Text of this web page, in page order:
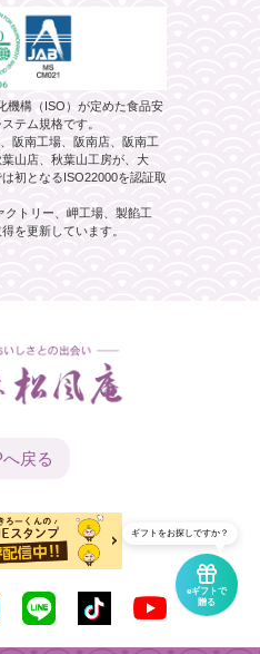
機構（ISO）が定めた食品安
テム規格です。
阪南工場、阪南店、阪南工
山店、秋葉山工房が、大
初となるISO22000を認証取
クトリー、岬工場、製餡工
を更新しています。
へ戻る
eギフトで
贈る
ギフトをお探しですか？